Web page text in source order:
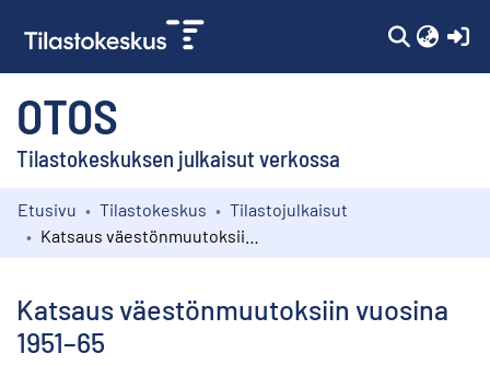
OTOS
Tilastokeskuksen julkaisut verkossa
Kokoelmat
Etusivu Tilastokeskus
Tilastojulkaisut
Katsaus väestönmuutoksiin vuosina
1951–65